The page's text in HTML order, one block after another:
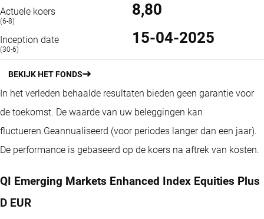
Actuele koers
(6-8)
8,80
Inception date
(30-6)
15-04-2025
BEKIJK HET FONDS
In het verleden behaalde resultaten bieden geen garantie voor
de toekomst. De waarde van uw beleggingen kan
fluctueren.Geannualiseerd (voor periodes langer dan een jaar).
De performance is gebaseerd op de koers na aftrek van kosten.
QI Emerging Markets Enhanced Index Equities Plus
D EUR